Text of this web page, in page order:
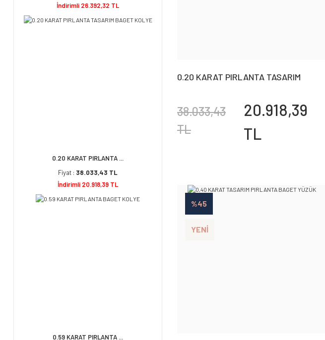
İndirimli 26.392,32 TL
0.20 KARAT PIRLANTA ...
Fiyat : 38.033,43 TL
İndirimli 20.918,39 TL
0.59 KARAT PIRLANTA ...
0.20 KARAT PIRLANTA TASARIM
38.033,43
TL
20.918,39
TL
%45
YENİ